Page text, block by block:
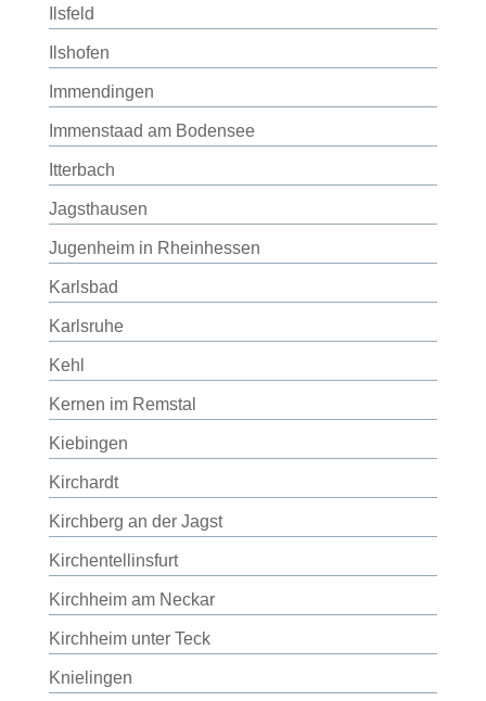
Ilsfeld
Ilshofen
Immendingen
Immenstaad am Bodensee
Itterbach
Jagsthausen
Jugenheim in Rheinhessen
Karlsbad
Karlsruhe
Kehl
Kernen im Remstal
Kiebingen
Kirchardt
Kirchberg an der Jagst
Kirchentellinsfurt
Kirchheim am Neckar
Kirchheim unter Teck
Knielingen